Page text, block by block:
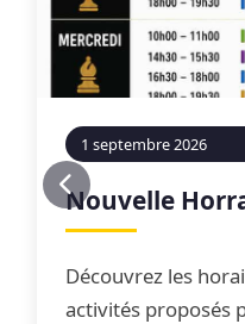
1 septembre 2026
Nouvelle
Découvrez les
activités proposés